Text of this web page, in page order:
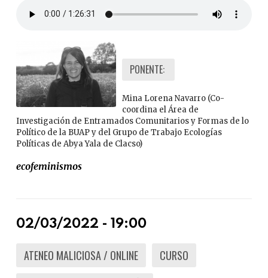
PONENTE:
Mina Lorena Navarro (Co-
coordina el Área de
Investigación de Entramados Comunitarios y Formas de lo
Político de la BUAP y del Grupo de Trabajo Ecologías
Políticas de Abya Yala de Clacso)
ecofeminismos
02/03/2022 - 19:00
ATENEO MALICIOSA / ONLINE
CURSO